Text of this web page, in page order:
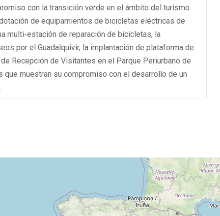
con la transición verde en el ámbito del turismo.
de equipamientos de bicicletas eléctricas de
multi-estación de reparación de bicicletas, la
por el Guadalquivir, la implantación de plataforma de
Recepción de Visitantes en el Parque Periurbano de
que muestran su compromiso con el desarrollo de un